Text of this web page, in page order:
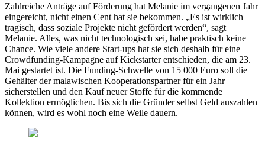
Zahlreiche Anträge auf Förderung hat Melanie im vergangenen Jahr
eingereicht, nicht einen Cent hat sie bekommen. „Es ist wirklich
tragisch, dass soziale Projekte nicht gefördert werden“, sagt
Melanie. Alles, was nicht technologisch sei, habe praktisch keine
Chance. Wie viele andere Start-ups hat sie sich deshalb für eine
Crowdfunding-Kampagne auf Kickstarter entschieden, die am 23.
Mai gestartet ist. Die Funding-Schwelle von 15 000 Euro soll die
Gehälter der malawischen Kooperationspartner für ein Jahr
sicherstellen und den Kauf neuer Stoffe für die kommende
Kollektion ermöglichen. Bis sich die Gründer selbst Geld auszahlen
können, wird es wohl noch eine Weile dauern.